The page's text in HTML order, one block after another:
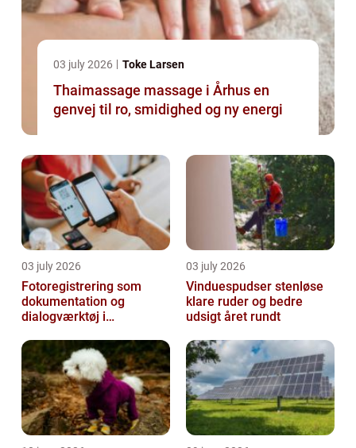
03 july 2026 Toke Larsen
Thaimassage massage i Århus en
genvej til ro, smidighed og ny energi
03 july 2026
Fotoregistrering som
dokumentation og
dialogværktøj i
03 july 2026
Vinduespudser stenløse
klare ruder og bedre
udsigt året rundt